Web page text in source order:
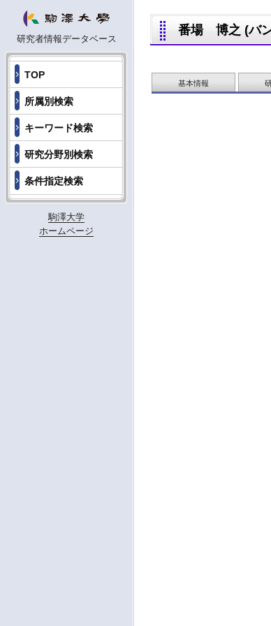
研究者情報データベース
TOP
所属別検索
キーワード検索
研究分野別検索
条件指定検索
駒澤大学
ホームページ
番場 博之 (バ
基本情報